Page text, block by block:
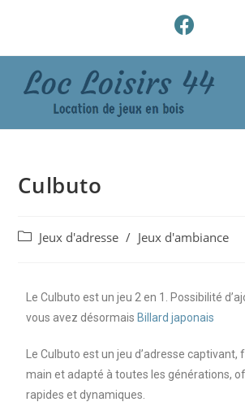
Culbuto
Jeux d'adresse / Jeux d'ambiance
Le Culbuto est un jeu 2 en 1. Possibilité
vous avez désormais Billard japonais
Le Culbuto est un jeu d’adresse captivant,
main et adapté à toutes les générations,
rapides et dynamiques.